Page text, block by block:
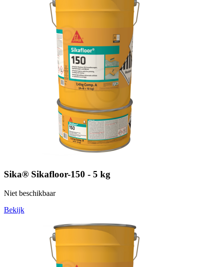
Sika® Sikafloor-150 - 5 kg
Niet beschikbaar
Bekijk